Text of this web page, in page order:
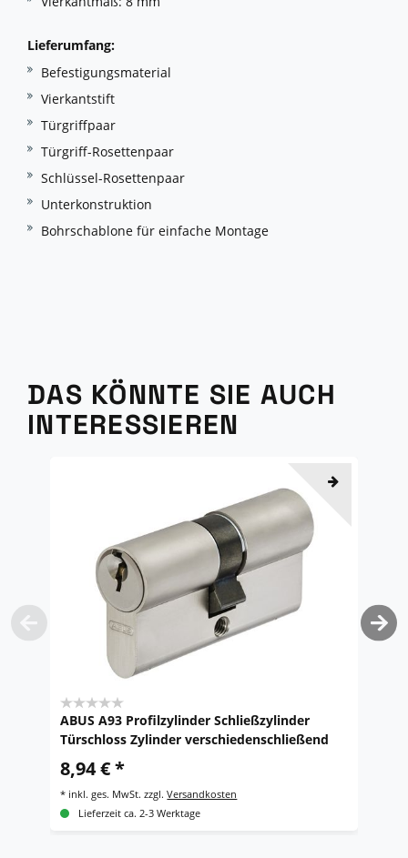
Lieferumfang:
Befestigungsmaterial
Vierkantstift
Türgriffpaar
Türgriff-Rosettenpaar
Schlüssel-Rosettenpaar
Unterkonstruktion
Bohrschablone für einfache Montage
DAS KÖNNTE SIE AUCH
INTERESSIEREN
ABUS A93 Profilzylinder Schließzylinder
Türschloss Zylinder verschiedenschließend
8,94 € *
* inkl. ges. MwSt. zzgl.Versandkosten
Lieferzeit ca. 2-3 Werktage